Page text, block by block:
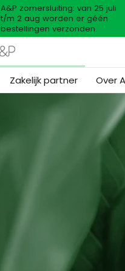
A&P zomersluiting: van 25 juli
t/m 2 aug worden er géén
bestellingen verzonden.
Zakelijk partner Over